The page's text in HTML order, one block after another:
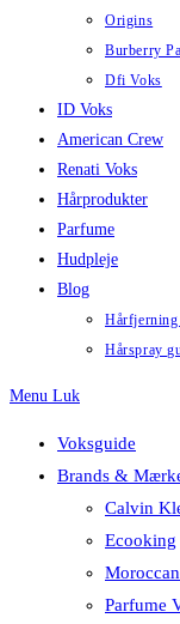
Origins
Burberry
Dfi Voks
ID Voks
American Crew
Renati Voks
Hårprodukter
Parfume
Hudpleje
Blog
Hårfjerning
Hårspray
Menu Luk
Voksguide
Brands &
Calvin
Ecooking
Parfume